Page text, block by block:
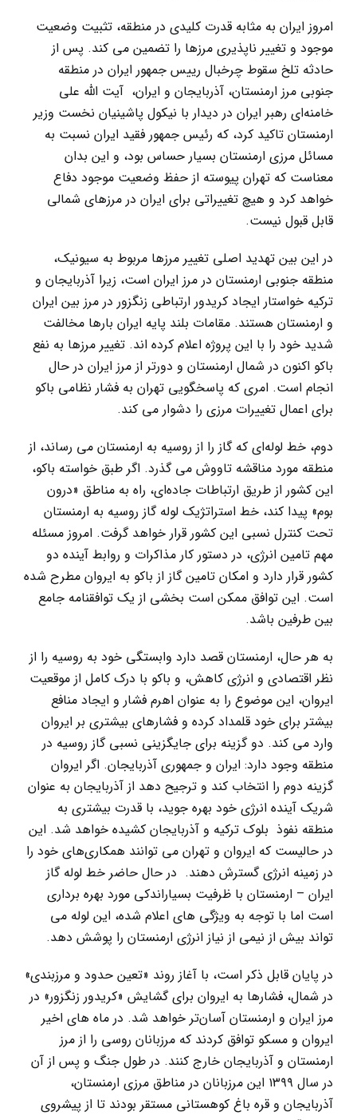
امروز ایران به مثابه قدرت کلیدی در منطقه، تثبیت وضعیت
موجود و تغییر ناپذیری مرزها را تضمین می کند. پس از
حادثه تلخ سقوط چرخبال رییس جمهور ایران در منطقه
جنوبی مرز ارمنستان، آذربایجان و ایران، آیت الله علی
خامنه‌ای رهبر ایران در دیدار با نیکول پاشینیان نخست وزیر
ارمنستان تاکید کرد، که رئیس جمهور فقید ایران نسبت به
مسائل مرزی ارمنستان بسیار حساس بود، و این بدان
معناست که تهران پیوسته از حفظ وضعیت موجود دفاع
خواهد کرد و هیچ تغییراتی برای ایران در مرزهای شمالی
قابل قبول نیست.
در این بین تهدید اصلی تغییر مرزها مربوط به سیونیک،
منطقه جنوبی ارمنستان در مرز ایران است، زیرا آذربایجان و
ترکیه خواستار ایجاد کریدور ارتباطی زنگزور در مرز بین ایران
و ارمنستان هستند. مقامات بلند پایه ایران بارها مخالفت
شدید خود را با این پروژه اعلام کرده اند. تغییر مرزها به نفع
باکو اکنون در شمال ارمنستان و دورتر از مرز ایران در حال
انجام است. امری که پاسخگویی تهران به فشار نظامی باکو
برای اعمال تغییرات مرزی را دشوار می کند.
دوم، خط لوله‌ای که گاز را از روسیه به ارمنستان می رساند، از
منطقه مورد مناقشه تاووش می گذرد. اگر طبق خواسته باکو،
این کشور از طریق ارتباطات جاده‌ای، راه به مناطق «درون
بوم» پیدا کند، خط استراتژیک لوله گاز روسیه به ارمنستان
تحت کنترل نسبی این کشور قرار خواهد گرفت. امروز مسئله
مهم تامین انرژی، در دستور کار مذاکرات و روابط آینده دو
کشور قرار دارد و امکان تامین گاز از باکو به ایروان مطرح شدہ
است. این توافق ممکن است بخشی از یک توافقنامه جامع
بین طرفین باشد.
به هر حال، ارمنستان قصد دارد وابستگی خود به روسیه را از
نظر اقتصادی و انرژی کاهش، و باکو با درک کامل از موقعیت
ایروان، این موضوع را به عنوان اهرم فشار و ایجاد منافع
بیشتر برای خود قلمداد کردہ و فشارهای بیشتری بر ایروان
وارد می کند. دو گزینه برای جایگزینی نسبی گاز روسیه در
منطقه وجود دارد: ایران و جمهوری آذربایجان. اگر ایروان
گزینه دوم را انتخاب کند و ترجیح دهد از آذربایجان به عنوان
شریک آینده انرژی خود بهره جوید، با قدرت بیشتری به
منطقه نفوذ بلوک ترکیه و آذربایجان کشیده خواهد شد. این
در حالیست که ایروان و تهران می توانند همکاری‌های خود را
در زمینه انرژی گسترش دهند. در حال حاضر خط لوله گاز
ایران – ارمنستان با ظرفیت بسیاراندکی مورد بهره برداری
است اما با توجه به ویژگی های اعلام شده، این لوله می
تواند بیش از نیمی از نیاز انرژی ارمنستان را پوشش دهد.
در پایان قابل ذکر است، با آغاز روند «تعین حدود و مرزبندی»
در شمال، فشارها به ایروان برای گشایش «کریدور زنگزور» در
مرز ایران و ارمنستان آسان‌تر خواهد شد. در ماه های اخیر
ایروان و مسکو توافق کردند که مرزبانان روسی را از مرز
ارمنستان و آذربایجان خارج کنند. در طول جنگ و پس از آن
در سال ۱۳۹۹ این مرزبانان در مناطق مرزی ارمنستان،
آذربایجان و قره باغ کوهستانی مستقر بودند تا از پیشروی